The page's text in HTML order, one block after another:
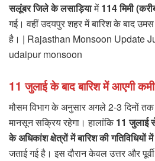
सलूंबर जिले के लसाड़ियामें114 मिमी
गई। वहीं उदयपुर शहर में बारिश के बाद उमस
है। | Rajasthan Monsoon Update
udaipur monsoon
11 जुलाई के बाद बारिश में आएगी कमी
मौसम विभाग के अनुसार अगले 2-3 दिनों
मानसून सक्रिय रहेगा। हालांकि11 जुलाई
के अधिकांश क्षेत्रों में बारिश की
जताई गई है। इस दौरान केवल उत्तर और